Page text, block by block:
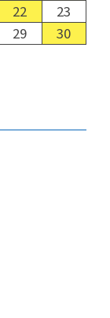
22
23
29 30